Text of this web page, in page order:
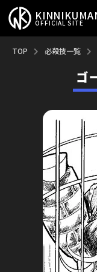
OFFICIAL SITE
TOP
キン肉マンとは？
最新情報
コミックス
超人総選挙
新超人募集
TOP 必殺技一覧
ゴ